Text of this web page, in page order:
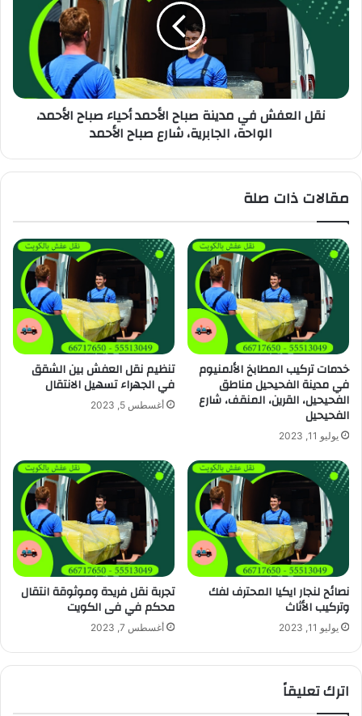
نقل العفش في مدينة صباح الأحمد أحياء صباح الأحمد،
الواحة، الجابرية، شارع صباح الأحمد
مقالات ذات صلة
خدمات تركيب المطابخ الألمنيوم
في مدينة الفحيحيل مناطق
الفحيحيل، القرين، المنقف، شارع
الفحيحيل
يوليو 11, 2023
تنظيم نقل العفش بين الشقق
في الجهراء تسهيل الانتقال
أغسطس 5, 2023
نصائح لنجار ايكيا المحترف لفك
وتركيب الأثاث
يوليو 11, 2023
تجربة نقل فريدة وموثوقة انتقال
محكم في فى الكويت
أغسطس 7, 2023
اترك تعليقاً